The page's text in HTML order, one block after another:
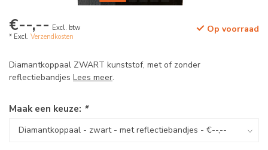
€--,-- Excl. btw
* Excl. Verzendkosten
Op voorraad
Diamantkoppaal ZWART kunststof, met of zonder
reflectiebandjes Lees meer.
Maak een keuze: *